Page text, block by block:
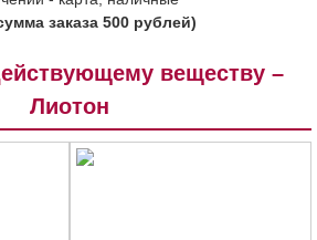
заказа 500 рублей)
веществу –
Лиотон